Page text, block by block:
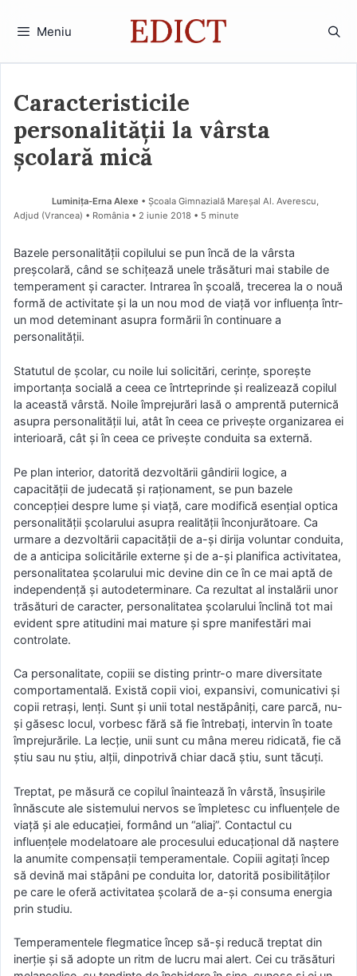
Meniu
Caracteristicile
personalității la vârsta
școlară mică
Luminița-Erna Alexe • Școala Gimnazială Mareșal Al. Averescu,
Adjud (Vrancea) • România
2 iunie 2018 • 5 minute
Bazele personalităţii copilului se pun încă de la vârsta
preşcolară, când se schiţează unele trăsături mai stabile de
temperament şi caracter. Intrarea în şcoală, trecerea la o nouă
formă de activitate şi la un nou mod de viaţă vor influenţa într-
un mod deteminant asupra formării în continuare a
personalităţii.
Statutul de şcolar, cu noile lui solicitări, cerinţe, sporeşte
importanţa socială a ceea ce întrteprinde şi realizează copilul
la această vârstă. Noile împrejurări lasă o amprentă puternică
asupra personalităţii lui, atât în ceea ce priveşte organizarea ei
interioară, cât şi în ceea ce priveşte conduita sa externă.
Pe plan interior, datorită dezvoltării gândirii logice, a
capacităţii de judecată şi raţionament, se pun bazele
concepţiei despre lume şi viaţă, care modifică esenţial optica
personalităţii şcolarului asupra realităţii înconjurătoare. Ca
urmare a dezvoltării capacităţii de a-şi dirija voluntar conduita,
de a anticipa solicitările externe şi de a-şi planifica activitatea,
personalitatea şcolarului mic devine din ce în ce mai aptă de
independenţă şi autodeterminare. Ca rezultat al instalării unor
trăsături de caracter, personalitatea şcolarului înclină tot mai
evident spre atitudini mai mature şi spre manifestări mai
controlate.
Ca personalitate, copiii se disting printr-o mare diversitate
comportamentală. Există copii vioi, expansivi, comunicativi şi
copii retraşi, lenţi. Sunt şi unii total nestăpâniţi, care parcă, nu-
şi găsesc locul, vorbesc fără să fie întrebaţi, intervin în toate
împrejurările. La lecţie, unii sunt cu mâna mereu ridicată, fie că
ştiu sau nu ştiu, alţii, dinpotrivă chiar dacă ştiu, sunt tăcuţi.
Treptat, pe măsură ce copilul înaintează în vârstă, însuşirile
înnăscute ale sistemului nervos se împletesc cu influenţele de
viaţă şi ale educaţiei, formând un “aliaj”. Contactul cu
influenţele modelatoare ale procesului educaţional dă naştere
la anumite compensaţii temperamentale. Copiii agitaţi încep
să devină mai stăpâni pe conduita lor, datorită posibilităţilor
pe care le oferă activitatea şcolară de a-şi consuma energia
prin studiu.
Temperamentele flegmatice încep să-şi reducă treptat din
inerţie şi să adopte un ritm de lucru mai alert. Cei cu trăsături